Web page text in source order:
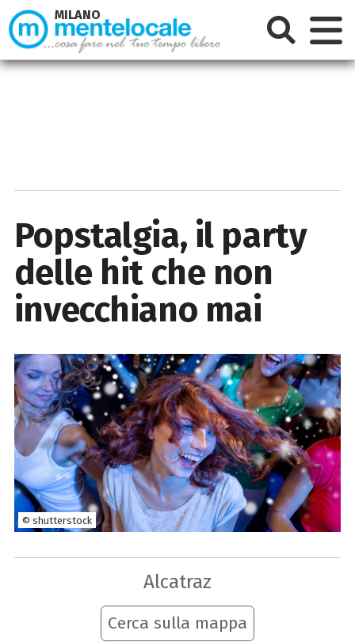
Popstalgia, il party
delle hit che non
invecchiano mai
© shutterstock
Alcatraz
Cerca sulla mappa
MILANO